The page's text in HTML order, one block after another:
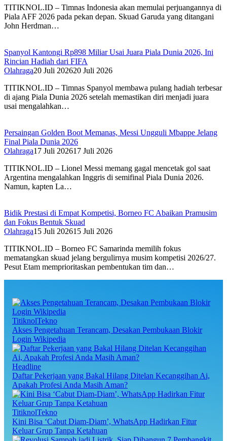
TITIKNOL.ID – Timnas Indonesia akan memulai perjuangannya di
Piala AFF 2026 pada pekan depan. Skuad Garuda yang ditangani
John Herdman…
Spanyol Kantongi Rp898 Miliar Usai Juara Piala Dunia 2026, Ini
Rincian Hadiah dari FIFA‎
Olahraga20 Juli 202620 Juli 2026
TITIKNOL.ID – Timnas Spanyol membawa pulang hadiah terbesar
di ajang Piala Dunia 2026 setelah memastikan diri menjadi juara
usai mengalahkan…
Persaingan Golden Boot Memanas, Messi Ungguli Mbappe Jelang
Final Piala Dunia 2026‎
Olahraga17 Juli 202617 Juli 2026
TITIKNOL.ID – Lionel Messi memang gagal mencetak gol saat
Argentina mengalahkan Inggris di semifinal Piala Dunia 2026.
Namun, kapten La…
Bidik Prestasi di Empat Kompetisi, Borneo FC Abaikan Pramusim
dan Fokus Bentuk Skuad
Olahraga15 Juli 202615 Juli 2026
TITIKNOL.ID – Borneo FC Samarinda memilih fokus
mematangkan skuad jelang bergulirnya musim kompetisi 2026/27.
Pesut Etam memprioritaskan pembentukan tim dan…
TitiknolTekno
Akses Pengetahuan Terancam, Desakan Pembukaan Blokir
Login Wikipedia
Headline
Daftar Pekerjaan yang Bakal Hilang Ditelan Kecanggihan Ai,
Apakah Profesi Anda Masih Aman?
TitiknolTekno
Kini Bisa ‘Cabut Diam-Diam’, WhatsApp Hadirkan Fitur
Keluar Grup Tanpa Ketahuan